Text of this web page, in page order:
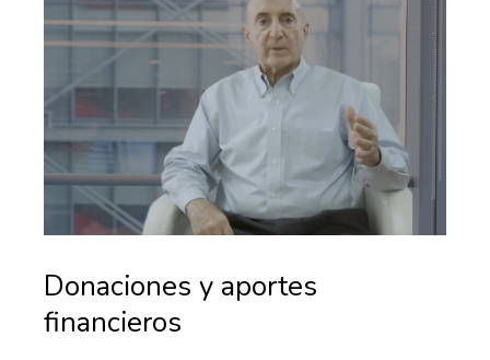
Donaciones y aportes
financieros